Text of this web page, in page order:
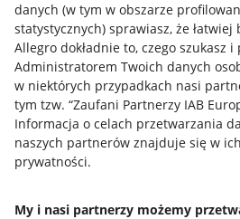
danych (w tym w obszarze
statystycznych) sprawiasz, że
Allegro dokładnie to, czego szukasz
Administratorem Twoich danych
w niektórych przypadkach nasi
tym tzw. “Zaufani Partnerzy IAB
Informacja o celach przetwarzania
naszych partnerów znajduje się w
prywatności.
My i nasi partnerzy możemy
Przydatne informacje
Jak to działa